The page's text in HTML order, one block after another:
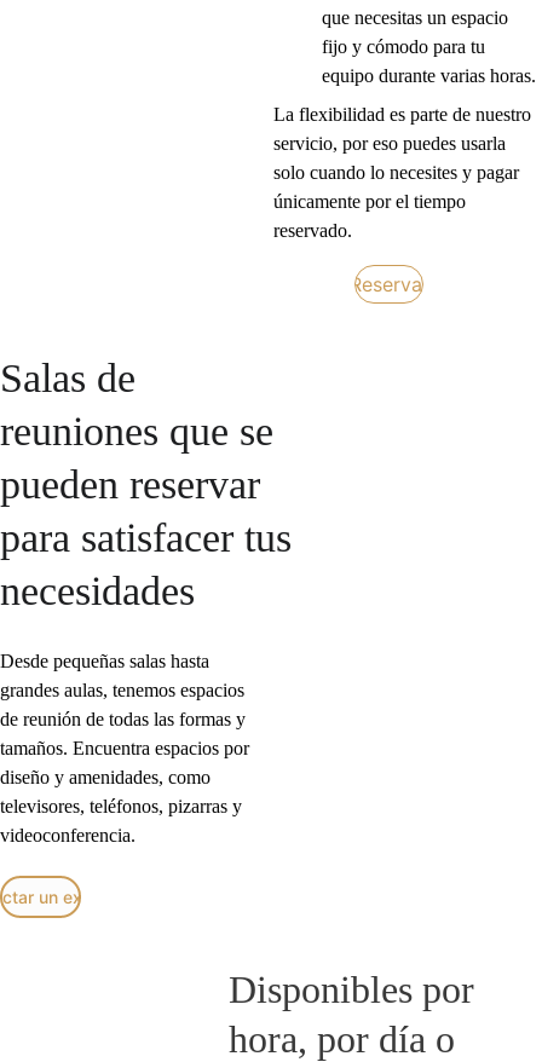
Reservar
que necesitas un espacio
fijo y cómodo para tu
equipo durante varias horas.
La flexibilidad es parte de nuestro
servicio, por eso puedes usarla
solo cuando lo necesites y pagar
únicamente por el tiempo
reservado.
un experto
Salas de
reuniones que se
pueden reservar
para satisfacer tus
necesidades
Desde pequeñas salas hasta
grandes aulas, tenemos espacios
de reunión de todas las formas y
tamaños. Encuentra espacios por
diseño y amenidades, como
televisores, teléfonos, pizarras y
videoconferencia.
Disponibles por
hora, por día o